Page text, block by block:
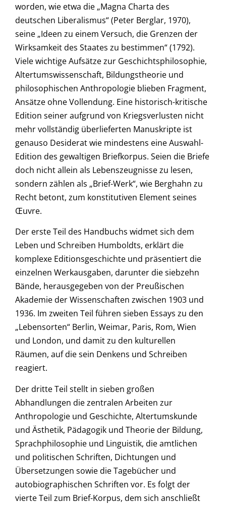
worden, wie etwa die „Magna Charta des
deutschen Liberalismus“ (Peter Berglar, 1970),
seine „Ideen zu einem Versuch, die Grenzen der
Wirksamkeit des Staates zu bestimmen“ (1792).
Viele wichtige Aufsätze zur Geschichtsphilosophie,
Altertumswissenschaft, Bildungstheorie und
philosophischen Anthropologie blieben Fragment,
Ansätze ohne Vollendung. Eine historisch-kritische
Edition seiner aufgrund von Kriegsverlusten nicht
mehr vollständig überlieferten Manuskripte ist
genauso Desiderat wie mindestens eine Auswahl-
Edition des gewaltigen Briefkorpus. Seien die Briefe
doch nicht allein als Lebenszeugnisse zu lesen,
sondern zählen als „Brief-Werk“, wie Berghahn zu
Recht betont, zum konstitutiven Element seines
Œuvre.
Der erste Teil des Handbuchs widmet sich dem
Leben und Schreiben Humboldts, erklärt die
komplexe Editionsgeschichte und präsentiert die
einzelnen Werkausgaben, darunter die siebzehn
Bände, herausgegeben von der Preußischen
Akademie der Wissenschaften zwischen 1903 und
1936. Im zweiten Teil führen sieben Essays zu den
„Lebensorten“ Berlin, Weimar, Paris, Rom, Wien
und London, und damit zu den kulturellen
Räumen, auf die sein Denkens und Schreiben
reagiert.
Der dritte Teil stellt in sieben großen
Abhandlungen die zentralen Arbeiten zur
Anthropologie und Geschichte, Altertumskunde
und Ästhetik, Pädagogik und Theorie der Bildung,
Sprachphilosophie und Linguistik, die amtlichen
und politischen Schriften, Dichtungen und
Übersetzungen sowie die Tagebücher und
autobiographischen Schriften vor. Es folgt der
vierte Teil zum Brief-Korpus, dem sich anschließt